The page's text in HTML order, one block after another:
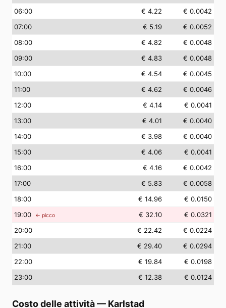
06:00 € 4.22
€ 0.0042
07:00 € 5.19
€ 0.0052
08:00 € 4.82
€ 0.0048
09:00 € 4.83
€ 0.0048
10:00 € 4.54
€ 0.0045
11:00 € 4.62
€ 0.0046
12:00 € 4.14
€ 0.0041
13:00 € 4.01
€ 0.0040
14:00 € 3.98
€ 0.0040
15:00 € 4.06
€ 0.0041
16:00 € 4.16
€ 0.0042
17:00 € 5.83
€ 0.0058
18:00 € 14.96
€ 0.0150
19:00 ← picco € 32.10
€ 0.0321
20:00 € 22.42
€ 0.0224
21:00 € 29.40
€ 0.0294
22:00 € 19.84
€ 0.0198
23:00 € 12.38 € 0.0124
Costo delle attività— Karlstad